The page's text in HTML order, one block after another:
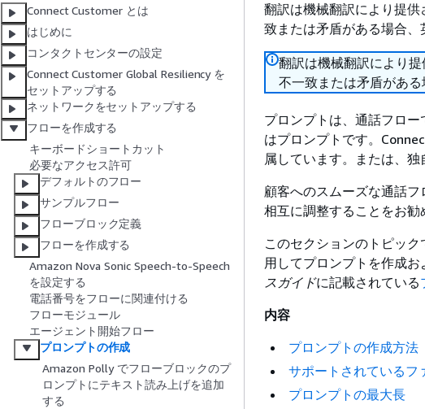
Connect Customer とは
はじめに
コンタクトセンターの設定
Connect Customer Global Resiliency を
セットアップする
ネットワークをセットアップする
フローを作成する
キーボードショートカット
必要なアクセス許可
デフォルトのフロー
サンプルフロー
フローブロック定義
フローを作成する
Amazon Nova Sonic Speech-to-Speech
を設定する
電話番号をフローに関連付ける
フローモジュール
エージェント開始フロー
プロンプトの作成
Amazon Polly でフローブロックのプ
ロンプトにテキスト読み上げを追加
する
翻訳は機械翻訳により提
致または矛盾がある場合、
翻訳は機械翻訳により
不一致または矛盾がある
プロンプトは、通話フロ
はプロンプトです。
属しています。または、独
顧客へのスムーズな通話
相互に調整することをお勧
このセクションのトピッ
用してプロンプトを作成お
スガイドに記載されている
内容
プロンプトの作成方法
サポートされているフ
プロンプトの最大長